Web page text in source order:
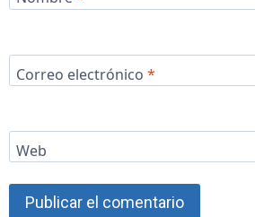
Correo electrónico *
Web